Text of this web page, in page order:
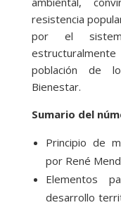
resistencia
por el
población de
Bienestar.
Sumario del
Principio de
por René
Elementos
desarrollo